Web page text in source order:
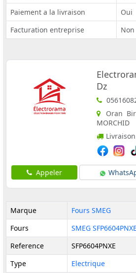
Paiement a la livraison
Oui
Facturation entreprise
Non
Dz
Oran
MORCHID
Appeler
Marque
Fours SMEG
Fours
SMEG SFP6604PNXE
Reference
SFP6604PNXE
Type
Electrique